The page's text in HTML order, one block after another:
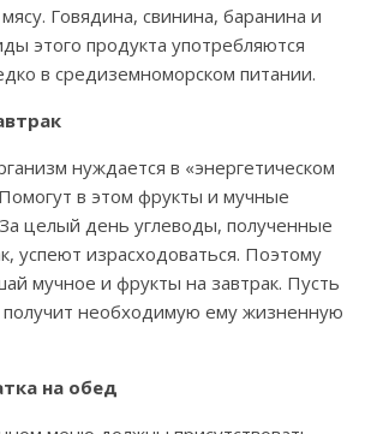
Говядина, свинина, баранина и
этого продукта употребляются
в средиземноморском питании.
нуждается в «энергетическом
в этом фрукты и мучные
целый день углеводы, полученные
успеют израсходоваться. Поэтому
мучное и фрукты на завтрак. Пусть
получит необходимую ему жизненную
на обед